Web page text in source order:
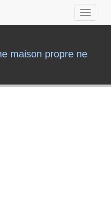
Toggle
maison propre ne